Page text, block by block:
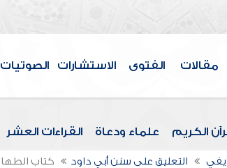
مقالات الفتوى الاستشارات الصوتيات
الكريم علماء ودعاة القراءات العشر
التعليق على سنن أبي داود كتاب